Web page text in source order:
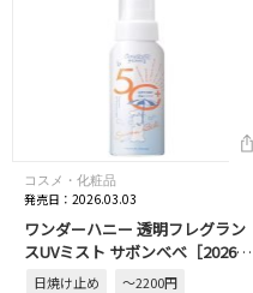
コスメ・化粧品
発売日：2026.03.03
ワンダーハニー 透明フレグラン
スUVミスト サボンべべ［2026年
3月発売］
日焼け止め ～2200円